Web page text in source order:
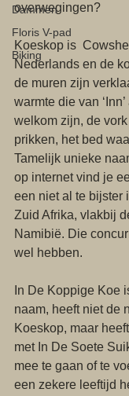
Dammen
Floris V-pad
Biking
overwegingen?
Koeskop is
Nederlands en de
de muren zijn
warmte die van
welkom zijn, de
prikken, het bed
Tamelijk unieke
op internet vind je
een niet al te bijster
Zuid Afrika, vlakbij
Namibië. Die
wel hebben.
In De Koppige Koe
naam, heeft niet de
Koeskop, maar
met In De Soete
mee te gaan of te
een zekere leeftijd